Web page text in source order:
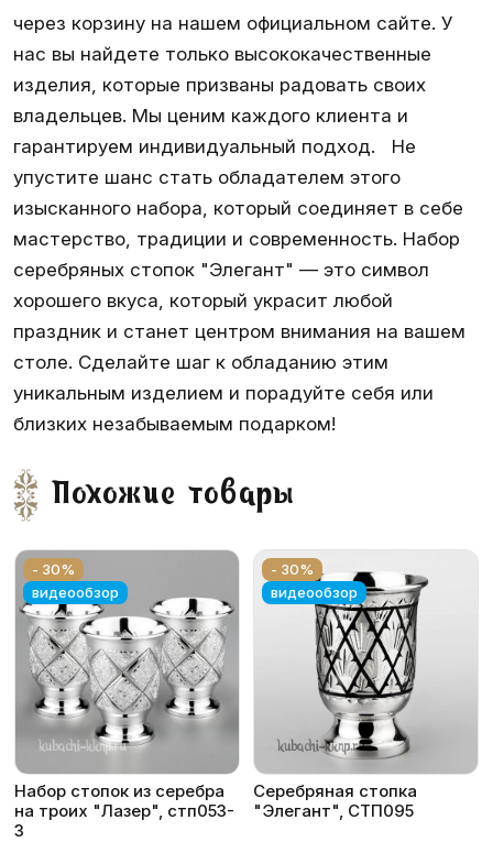
через корзину на нашем официальном сайте. У
нас вы найдете только высококачественные
изделия, которые призваны радовать своих
владельцев. Мы ценим каждого клиента и
гарантируем индивидуальный подход. Не
упустите шанс стать обладателем этого
изысканного набора, который соединяет в себе
мастерство, традиции и современность. Набор
серебряных стопок "Элегант" — это символ
хорошего вкуса, который украсит любой
праздник и станет центром внимания на вашем
столе. Сделайте шаг к обладанию этим
уникальным изделием и порадуйте себя или
близких незабываемым подарком!
Похожие товары
- 30%
видеообзор
Набор стопок из серебра
на троих "Лазер", стп053-
3
- 30%
видеообзор
Серебряная стопка
"Элегант", СТП095